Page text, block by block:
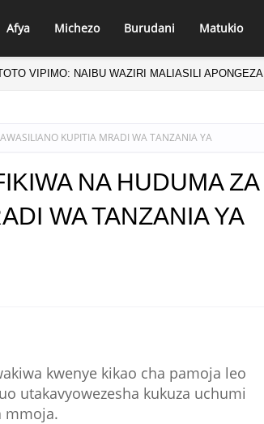
Afya Michezo Burudani Matukio
VIPIMO: NAIBU WAZIRI MALIASILI APONGEZA
KUPITIA MRADI WA TANZANIA YA
NA HUDUMA ZA
WA TANZANIA YA
kwenye kikao cha pamoja leo
utakavyowezesha kukuza uchumi
mmoja.